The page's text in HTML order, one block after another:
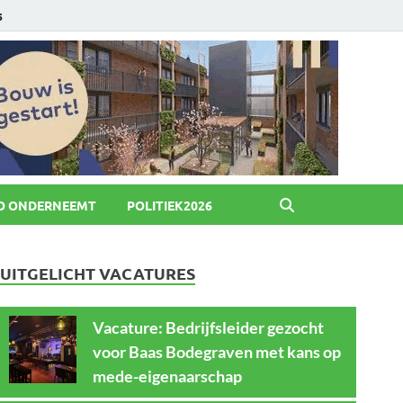
ONDERNEEMT POLITIEK2026
UITGELICHT VACATURES
Vacature: Bedrijfsleider gezocht
voor Baas Bodegraven met kans op
mede-eigenaarschap